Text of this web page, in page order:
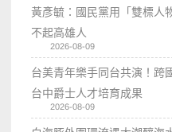
黃彥毓：國民黨用「雙標人
不起高雄人
2026-08-09
台美青年樂手同台共演！跨
台中爵士人才培育成果
2026-08-09